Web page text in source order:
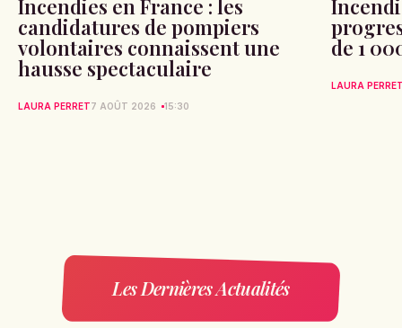
Incendies en France : les
candidatures de pompiers
volontaires connaissent une
hausse spectaculaire
LAURA PERRET7 AOÛT 2026 15:30
de 1
LAURA
Les Dernières Actualités